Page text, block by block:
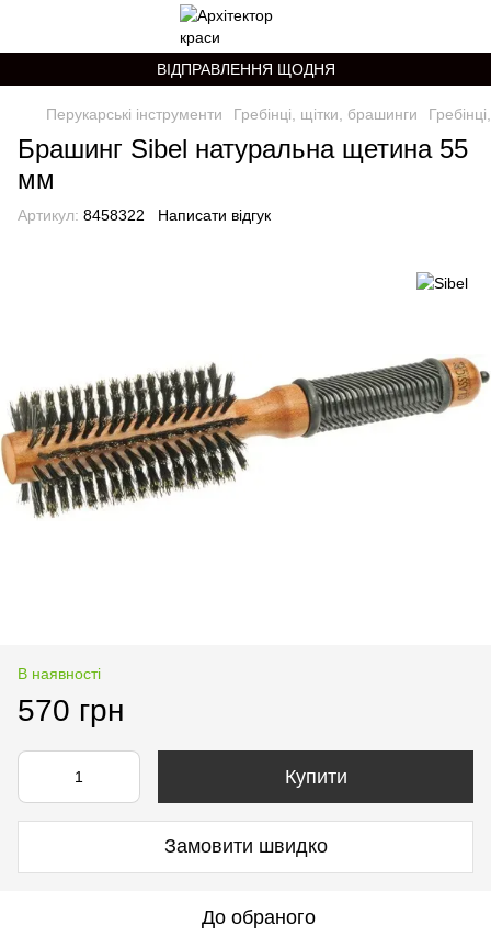
ВІДПРАВЛЕННЯ ЩОДНЯ
Перукарські інструменти Гребінці, щітки, брашинги
Брашинг Sibel натуральна щетина 55
мм
Артикул: 8458322 Написати відгук
В наявності
570 грн
Купити
Замовити швидко
До обраного